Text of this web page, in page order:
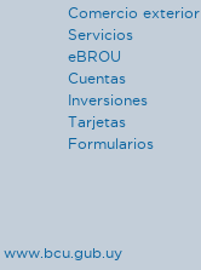
Comercio exterior
Servicios
eBROU
Cuentas
Inversiones
Tarjetas
Formularios
www.bcu.gub.uy